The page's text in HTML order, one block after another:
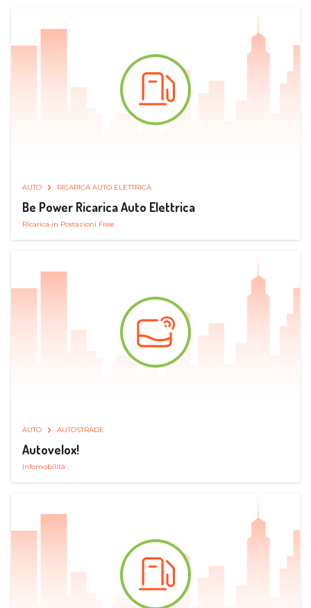
AUTO RICARICA AUTO ELETTRICA
Be Power Ricarica Auto Elettrica
Ricarica in Postazioni Fisse
AUTO AUTOSTRADE
Autovelox!
Infomobilità